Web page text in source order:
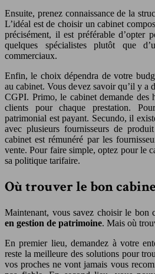
Ensuite, prenez connaissance de la
L’idéal est de choisir un cabinet
précisément, il est préférable d’opter
quelques spécialistes plutôt que
commerciaux.
Enfin, le choix dépendra de votre
au cabinet. Vous devez savoir qu’il y a
CGPI. Primo, le cabinet demande des
clients pour chaque prestation.
patrimonial est payant. Secundo, il
avec plusieurs fournisseurs de
cabinet est rémunéré par les
vente. Pour faire simple, optez pour le
sa politique tarifaire.
Où trouver le bon
Maintenant, vous savez choisir le bon
en gestion de patrimoine. Mais où
En premier lieu, demandez à votre
reste la meilleure des solutions pour
vos proches ne vont jamais vous